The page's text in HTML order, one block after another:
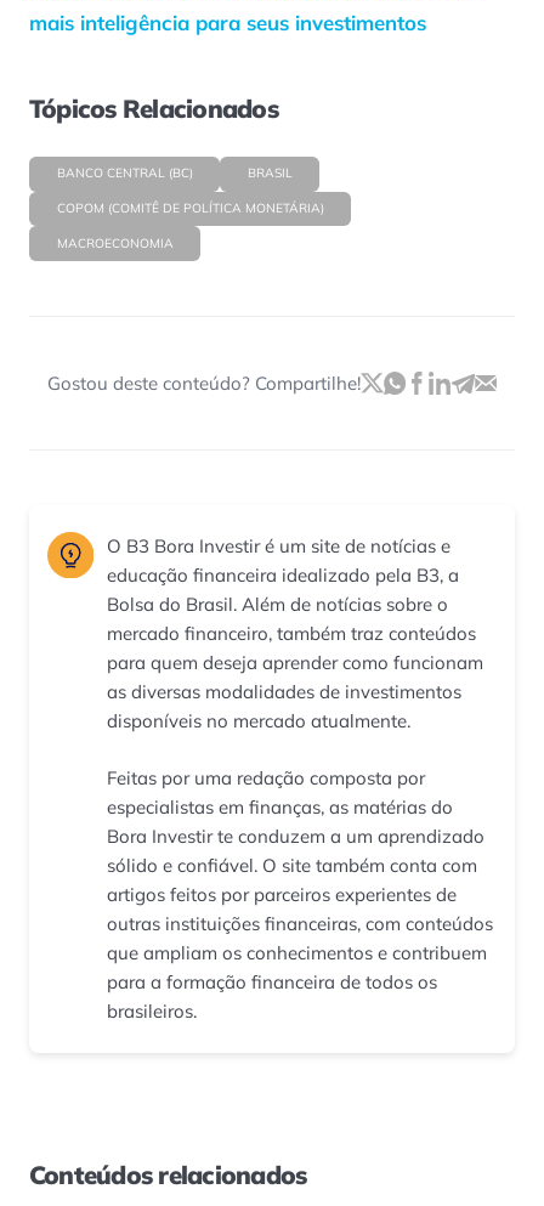
mais inteligência para seus investimentos
Tópicos Relacionados
BANCO CENTRAL (BC) BRASIL
COPOM (COMITÊ DE POLÍTICA MONETÁRIA)
MACROECONOMIA
Gostou deste conteúdo? Compartilhe!
O B3 Bora Investir é um site de notícias e
educação financeira idealizado pela B3, a
Bolsa do Brasil. Além de notícias sobre o
mercado financeiro, também traz conteúdos
para quem deseja aprender como funcionam
as diversas modalidades de investimentos
disponíveis no mercado atualmente.
Feitas por uma redação composta por
especialistas em finanças, as matérias do
Bora Investir te conduzem a um aprendizado
sólido e confiável. O site também conta com
artigos feitos por parceiros experientes de
outras instituições financeiras, com conteúdos
que ampliam os conhecimentos e contribuem
para a formação financeira de todos os
brasileiros.
Conteúdos relacionados